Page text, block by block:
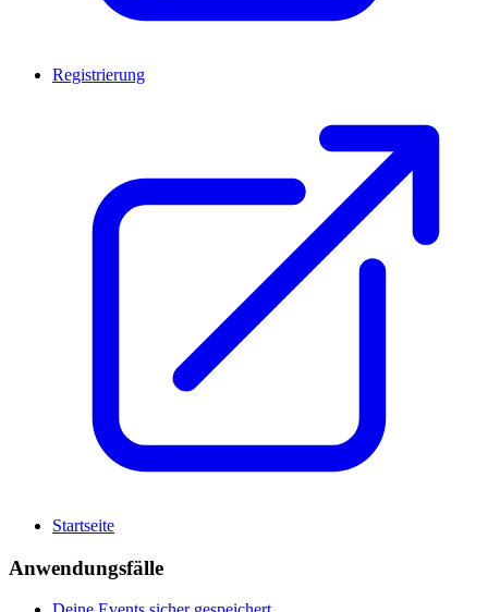
Registrierung
Startseite
Anwendungsfälle